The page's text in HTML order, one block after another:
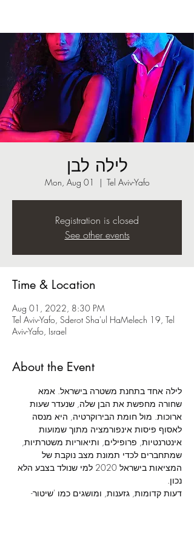
לילה לבן
Mon, Aug 01
  |
Tel Aviv-Yafo
Registration is closed
See other events
Time & Location
Aug 01, 2022, 8:30 PM
Tel Aviv-Yafo, Sderot Sha'ul HaMelech 19, Tel
Aviv-Yafo, Israel
About the Event
לילה אחד בתחנת משטרה בישראל. אמא
שחורה מחפשת את הבן שלה, שנעדר שעות
ארוכות. מול חומת הבירוקרטיה, היא מנסה
לאסוף פיסות אינפורמציה מתוך שמועות
אינטרנטיות, פרופילים, ותיאוריות משטרתיות,
שמתחברים לכדי תמונת מצב נוקבת של
המציאות בישראל 2020 למי שנולד בצבע הלא
דעות קדומות, גזענות, ומושגים כמו 'שיטור-